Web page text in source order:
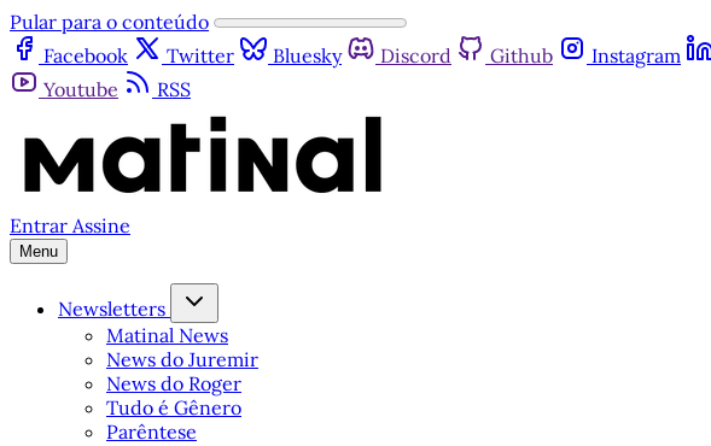
Pular para o conteúdo
Facebook
Twitter Bluesky Discord Github Instagram
Youtube
RSS
Entrar Assine
Menu
Newsletters
Matinal News
News do Juremir
News do Roger
Tudo é Gênero
Parêntese